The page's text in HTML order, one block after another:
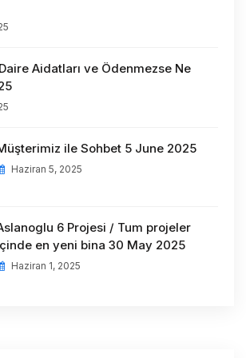
Aidatları ve Ödenmezse Ne
ile Sohbet 5 June 2025
Haziran 5, 2025
6 Projesi / Tum projeler
en yeni bina 30 May 2025
Haziran 1, 2025